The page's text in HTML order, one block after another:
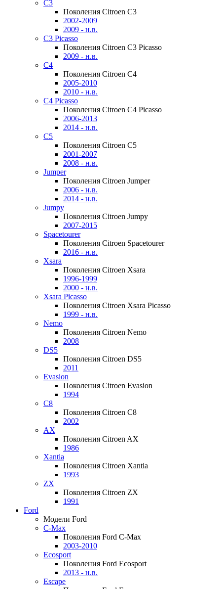
C3
Поколения Citroen C3
2002-2009
2009 - н.в.
C3 Picasso
Поколения Citroen C3 Picasso
2009 - н.в.
C4
Поколения Citroen C4
2005-2010
2010 - н.в.
C4 Picasso
Поколения Citroen C4 Picasso
2006-2013
2014 - н.в.
C5
Поколения Citroen C5
2001-2007
2008 - н.в.
Jumper
Поколения Citroen Jumper
2006 - н.в.
2014 - н.в.
Jumpy
Поколения Citroen Jumpy
2007-2015
Spacetourer
Поколения Citroen Spacetourer
2016 - н.в.
Xsara
Поколения Citroen Xsara
1996-1999
2000 - н.в.
Xsara Picasso
Поколения Citroen Xsara Picasso
1999 - н.в.
Nemo
Поколения Citroen Nemo
2008
DS5
Поколения Citroen DS5
2011
Evasion
Поколения Citroen Evasion
1994
C8
Поколения Citroen C8
2002
AX
Поколения Citroen AX
1986
Xantia
Поколения Citroen Xantia
1993
ZX
Поколения Citroen ZX
1991
Ford
Модели Ford
C-Max
Поколения Ford C-Max
2003-2010
Ecosport
Поколения Ford Ecosport
2013 - н.в.
Escape